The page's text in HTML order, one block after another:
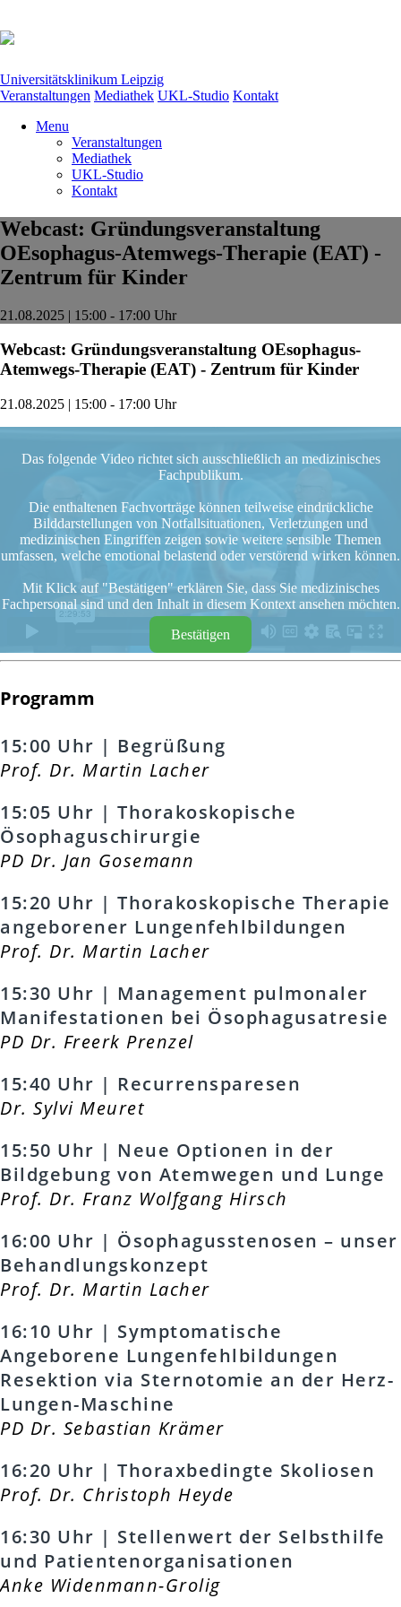
Universitätsklinikum Leipzig
Veranstaltungen Mediathek UKL-Studio Kontakt
Menu
Veranstaltungen
Mediathek
UKL-Studio
Kontakt
Webcast: Gründungsveranstaltung
OEsophagus-Atemwegs-Therapie (EAT) -
Zentrum für Kinder
21.08.2025 | 15:00 - 17:00 Uhr
Webcast: Gründungsveranstaltung OEsophagus-
Atemwegs-Therapie (EAT) - Zentrum für Kinder
21.08.2025 | 15:00 - 17:00 Uhr
Das folgende Video richtet sich ausschließlich an medizinisches
Fachpublikum.
Die enthaltenen Fachvorträge können teilweise eindrückliche
Bilddarstellungen von Notfallsituationen, Verletzungen und
medizinischen Eingriffen zeigen sowie weitere sensible Themen
umfassen, welche emotional belastend oder verstörend wirken können.
Mit Klick auf "Bestätigen" erklären Sie, dass Sie medizinisches
Fachpersonal sind und den Inhalt in diesem Kontext ansehen möchten.
Bestätigen
Programm
15:00 Uhr | Begrüßung
Prof. Dr. Martin Lacher
15:05 Uhr | Thorakoskopische
Ösophaguschirurgie
PD Dr. Jan Gosemann
15:20 Uhr | Thorakoskopische Therapie
angeborener Lungenfehlbildungen
Prof. Dr. Martin Lacher
15:30 Uhr | Management pulmonaler
Manifestationen bei Ösophagusatresie
PD Dr. Freerk Prenzel
15:40 Uhr | Recurrensparesen
Dr. Sylvi Meuret
15:50 Uhr | Neue Optionen in der
Bildgebung von Atemwegen und Lunge
Prof. Dr. Franz Wolfgang Hirsch
16:00 Uhr | Ösophagusstenosen – unser
Behandlungskonzept
Prof. Dr. Martin Lacher
16:10 Uhr | Symptomatische
Angeborene Lungenfehlbildungen
Resektion via Sternotomie an der Herz-
Lungen-Maschine
PD Dr. Sebastian Krämer
16:20 Uhr | Thoraxbedingte Skoliosen
Prof. Dr. Christoph Heyde
16:30 Uhr | Stellenwert der Selbsthilfe
und Patientenorganisationen
Anke Widenmann-Grolig